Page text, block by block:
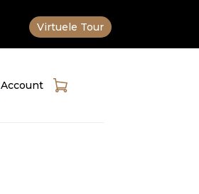
Virtuele Tour
Account